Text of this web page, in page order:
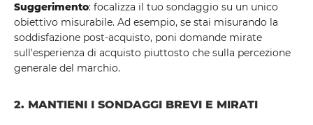
Suggerimento: focalizza il tuo sondaggio su un unico
obiettivo misurabile. Ad esempio, se stai misurando la
soddisfazione post-acquisto, poni domande mirate
sull'esperienza di acquisto piuttosto che sulla percezione
generale del marchio.
2. MANTIENI I SONDAGGI BREVI E MIRATI